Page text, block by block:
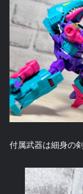
付属武器は細身の